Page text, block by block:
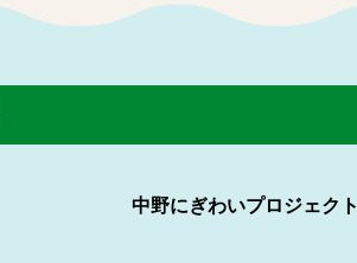
中野にぎわいプロジェクト